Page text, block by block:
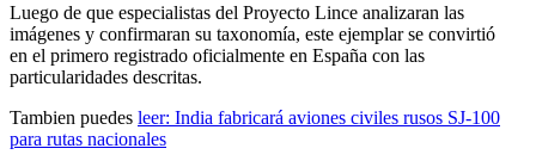
Luego de que especialistas del Proyecto Lince analizaran las
imágenes y confirmaran su taxonomía, este ejemplar se convirtió
en el primero registrado oficialmente en España con las
particularidades descritas.
Tambien puedes leer: India fabricará aviones civiles rusos SJ-100
para rutas nacionales